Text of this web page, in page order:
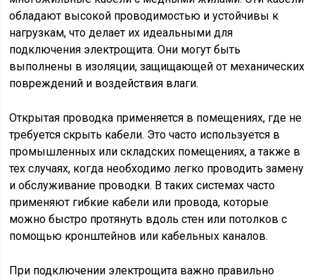
обладают высокой проводимостью и устойчивы к
нагрузкам, что делает их идеальными для
подключения электрощита. Они могут быть
выполнены в изоляции, защищающей от механических
повреждений и воздействия влаги.
Открытая проводка применяется в помещениях, где не
требуется скрыть кабели. Это часто используется в
промышленных или складских помещениях, а также в
тех случаях, когда необходимо легко проводить замену
и обслуживание проводки. В таких системах часто
применяют гибкие кабели или провода, которые
можно быстро протянуть вдоль стен или потолков с
помощью кронштейнов или кабельных каналов.
При подключении электрощита важно правильно